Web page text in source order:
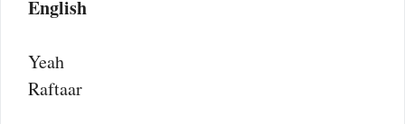
English
Yeah
Raftaar